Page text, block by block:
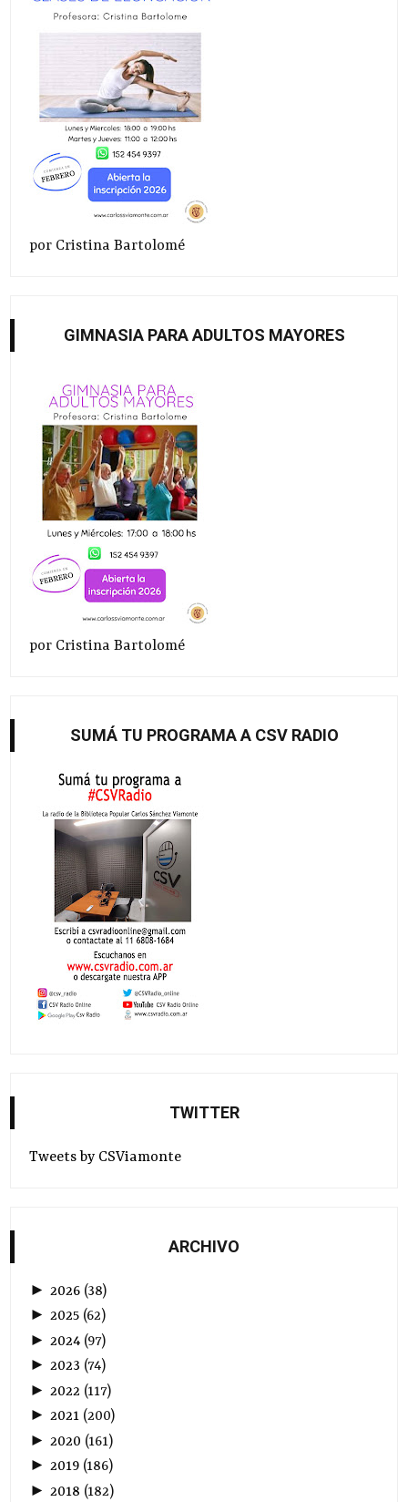
por Cristina Bartolomé
GIMNASIA PARA ADULTOS MAYORES
por Cristina Bartolomé
SUMÁ TU PROGRAMA A CSV RADIO
TWITTER
Tweets by CSViamonte
ARCHIVO
► 2026 (38)
►2025 (62)
► 2024 (97)
►2023 (74)
► 2022 (117)
►2021 (200)
► 2020 (161)
►2019 (186)
► 2018 (182)